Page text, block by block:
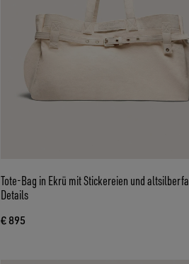
Tote-Bag in Ekrü mit Stickereien und
Details
€ 895